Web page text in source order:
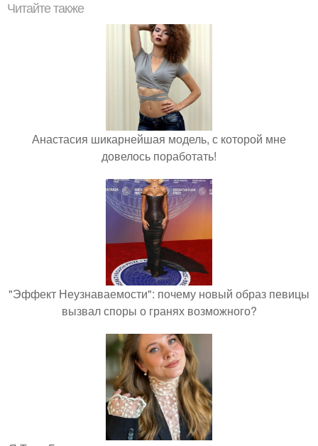
Читайте также
Анастасия шикарнейшая модель, с которой мне
довелось поработать!
"Эффект Неузнаваемости": почему новый образ певицы
вызвал споры о гранях возможного?